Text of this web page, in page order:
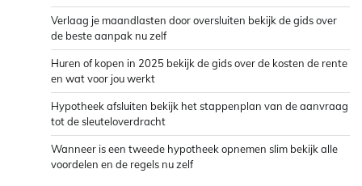
Verlaag je maandlasten door oversluiten bekijk de gids over
de beste aanpak nu zelf
Huren of kopen in 2025 bekijk de gids over de kosten de rente
en wat voor jou werkt
Hypotheek afsluiten bekijk het stappenplan van de aanvraag
tot de sleuteloverdracht
Wanneer is een tweede hypotheek opnemen slim bekijk alle
voordelen en de regels nu zelf